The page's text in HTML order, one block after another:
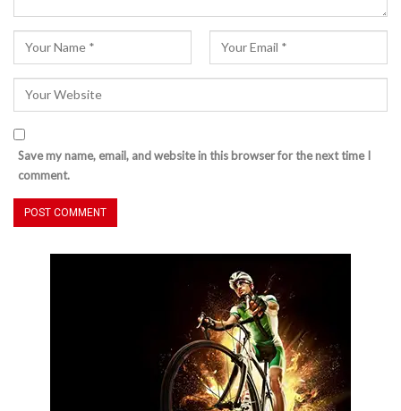
Save my name, email, and website in this browser for the next time I
comment.